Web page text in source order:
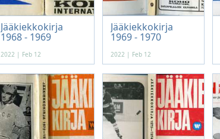
Jääkiekkokirja
1968 - 1969
2022 | Feb 12
Jääkiekkokirja
1969 - 1970
2022 | Feb 12